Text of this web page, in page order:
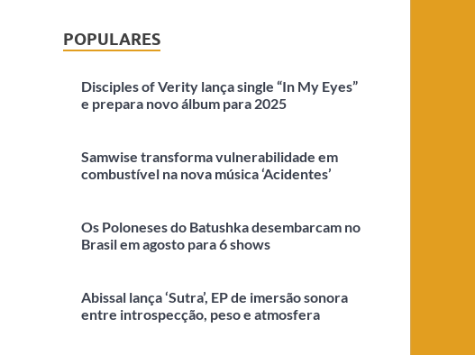
POPULARES
Disciples of Verity lança single “In My Eyes”
e prepara novo álbum para 2025
Samwise transforma vulnerabilidade em
combustível na nova música ‘Acidentes’
Os Poloneses do Batushka desembarcam no
Brasil em agosto para 6 shows
Abissal lança ‘Sutra’, EP de imersão sonora
entre introspecção, peso e atmosfera